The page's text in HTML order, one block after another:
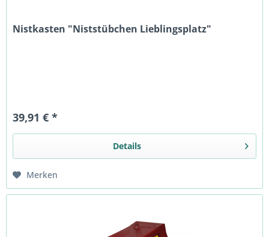
Nistkasten "Niststübchen Lieblingsplatz"
39,91 € *
Details
Merken